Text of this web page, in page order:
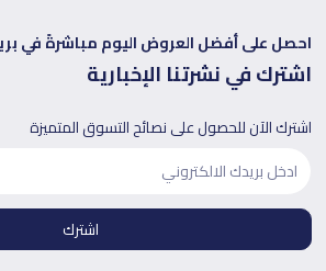
احصل على أفضل العروض اليوم مباشرةً في
اشترك في نشرتنا الإخبارية
اشترك الآن للحصول على نصائح التسوق المتميزة